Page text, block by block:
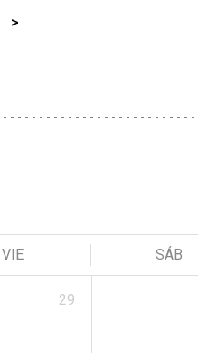
>
VIE SÁB
29